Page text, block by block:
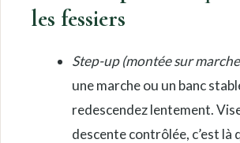
les fessiers
Step-up (montée sur
une marche ou un banc
redescendez lentement.
descente contrôlée, c’est là